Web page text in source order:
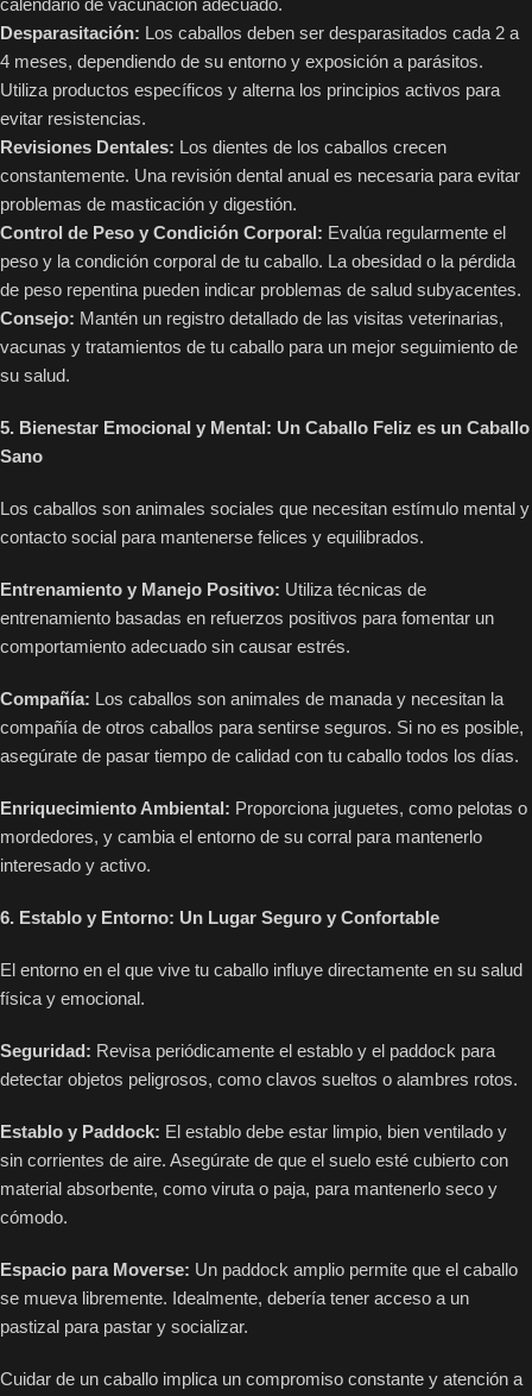
calendario de vacunación adecuado.
Desparasitación: Los caballos deben ser desparasitados cada 2 a
4 meses, dependiendo de su entorno y exposición a parásitos.
Utiliza productos específicos y alterna los principios activos para
evitar resistencias.
Revisiones Dentales: Los dientes de los caballos crecen
constantemente. Una revisión dental anual es necesaria para evitar
problemas de masticación y digestión.
Control de Peso y Condición Corporal: Evalúa regularmente el
peso y la condición corporal de tu caballo. La obesidad o la pérdida
de peso repentina pueden indicar problemas de salud subyacentes.
Consejo: Mantén un registro detallado de las visitas veterinarias,
vacunas y tratamientos de tu caballo para un mejor seguimiento de
su salud.
5. Bienestar Emocional y Mental: Un Caballo Feliz es un Caballo
Sano
Los caballos son animales sociales que necesitan estímulo mental y
contacto social para mantenerse felices y equilibrados.
Entrenamiento y Manejo Positivo: Utiliza técnicas de
entrenamiento basadas en refuerzos positivos para fomentar un
comportamiento adecuado sin causar estrés.
Compañía: Los caballos son animales de manada y necesitan la
compañía de otros caballos para sentirse seguros. Si no es posible,
asegúrate de pasar tiempo de calidad con tu caballo todos los días.
Enriquecimiento Ambiental: Proporciona juguetes, como pelotas o
mordedores, y cambia el entorno de su corral para mantenerlo
interesado y activo.
6. Establo y Entorno: Un Lugar Seguro y Confortable
El entorno en el que vive tu caballo influye directamente en su salud
física y emocional.
Seguridad: Revisa periódicamente el establo y el paddock para
detectar objetos peligrosos, como clavos sueltos o alambres rotos.
Establo y Paddock: El establo debe estar limpio, bien ventilado y
sin corrientes de aire. Asegúrate de que el suelo esté cubierto con
material absorbente, como viruta o paja, para mantenerlo seco y
cómodo.
Espacio para Moverse: Un paddock amplio permite que el caballo
se mueva libremente. Idealmente, debería tener acceso a un
pastizal para pastar y socializar.
Cuidar de un caballo implica un compromiso constante y atención a